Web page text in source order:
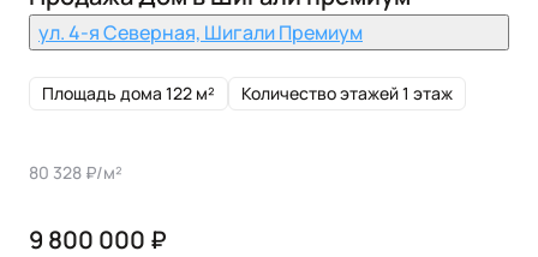
ул. 4-я Северная, Шигали Премиум
Площадь дома 122 м² Количество этажей 1 этаж
80 328 ₽/м²
9 800 000 ₽